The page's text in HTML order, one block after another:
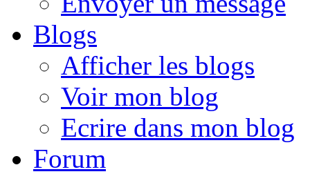
Blogs
Afficher les blogs
Voir mon blog
Ecrire dans mon blog
Forum